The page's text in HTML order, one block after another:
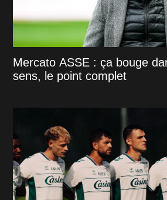
Mercato ASSE : ça bouge
sens, le point complet